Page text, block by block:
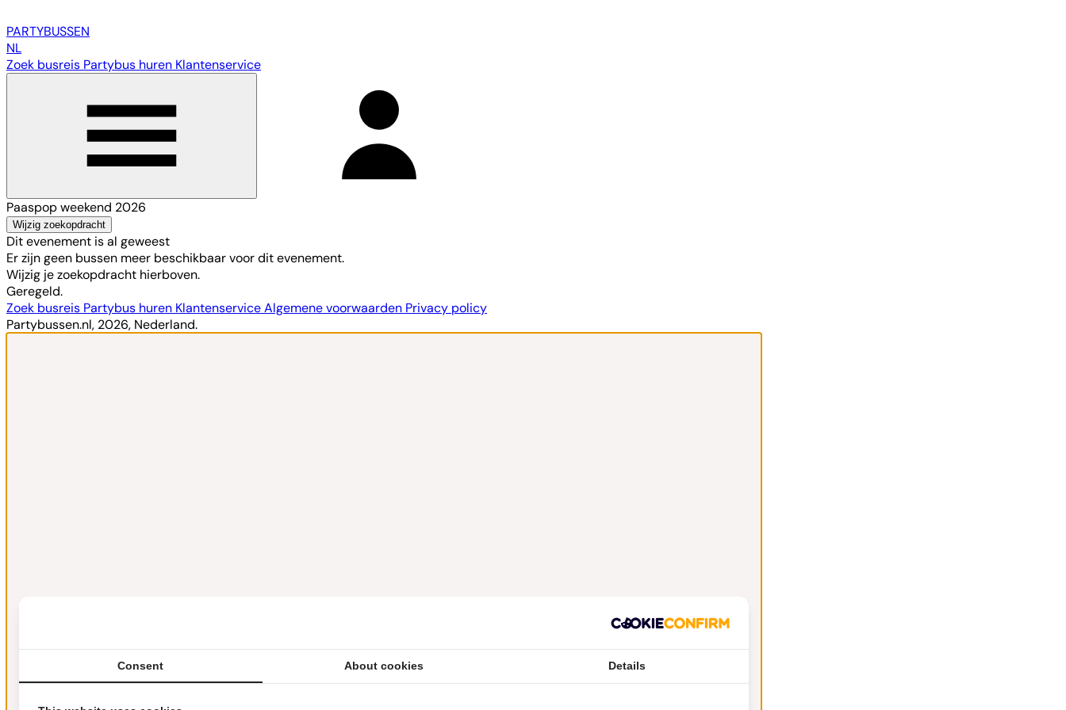
PARTYBUSSEN
NL
Zoek busreis Partybus huren Klantenservice
Paaspop weekend 2026
Wijzig zoekopdracht
Dit evenement is al geweest
Er zijn geen bussen meer beschikbaar voor dit evenement.
Wijzig je zoekopdracht hierboven.
Geregeld.
Zoek busreis Partybus huren KlantenserviceAlgemene voorwaarden Privacy policy
Partybussen.nl, 2026, Nederland.
Consent About cookies Details